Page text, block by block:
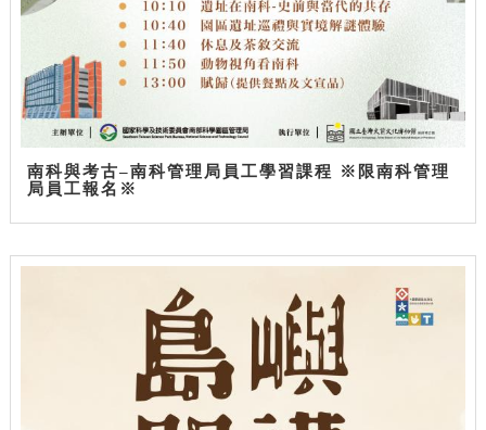
南科與考古–南科管理局員工學習課程 ※限南科管理
局員工報名※